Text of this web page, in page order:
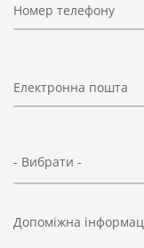
Номер телефону
Електронна пошта
- Вибрати -
Допоміжна